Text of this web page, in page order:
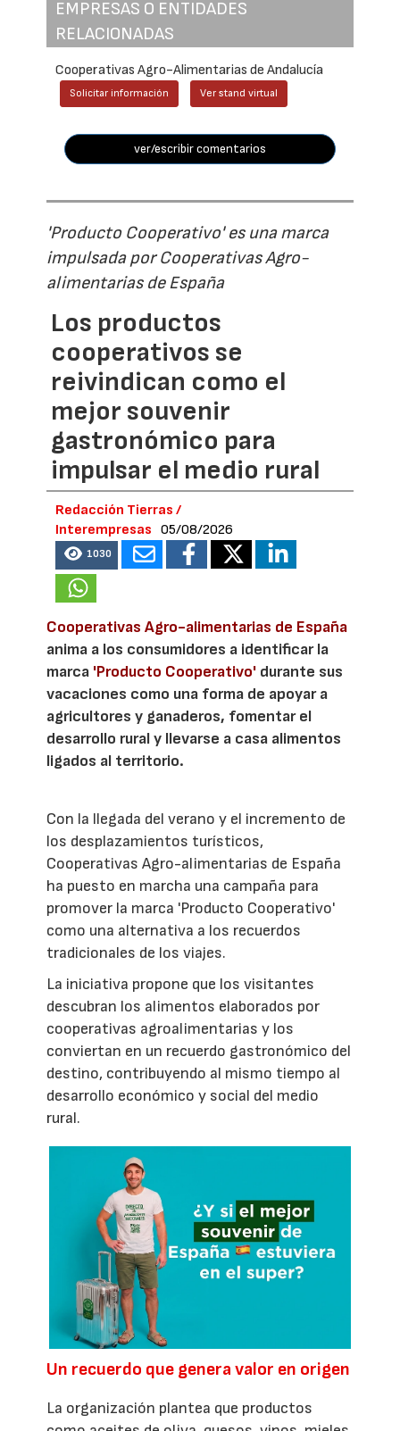
EMPRESAS O ENTIDADES
RELACIONADAS
Cooperativas Agro-Alimentarias de Andalucía
Solicitar información Ver stand virtual
ver/escribir comentarios
'Producto Cooperativo' es una marca
impulsada por Cooperativas Agro-
alimentarias de España
Los productos
cooperativos se
reivindican como el
mejor souvenir
gastronómico para
impulsar el medio rural
Redacción Tierras /
Interempresas
05/08/2026
1030
Cooperativas Agro-alimentarias de España
anima a los consumidores a identificar la
marca 'Producto Cooperativo' durante sus
vacaciones como una forma de apoyar a
agricultores y ganaderos, fomentar el
desarrollo rural y llevarse a casa alimentos
ligados al territorio.
Con la llegada del verano y el incremento de
los desplazamientos turísticos,
Cooperativas Agro-alimentarias de España
ha puesto en marcha una campaña para
promover la marca 'Producto Cooperativo'
como una alternativa a los recuerdos
tradicionales de los viajes.
La iniciativa propone que los visitantes
descubran los alimentos elaborados por
cooperativas agroalimentarias y los
conviertan en un recuerdo gastronómico del
destino, contribuyendo al mismo tiempo al
desarrollo económico y social del medio
rural.
Un recuerdo que genera valor en origen
La organización plantea que productos